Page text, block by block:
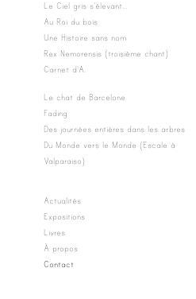
Le Ciel gris s'élevant...
Au Roi du bois
Une Histoire sans nom
Rex Nemorensis (troisième chant)
Carnet d'A.
Le chat de Barcelone
Fading
Des journées entières dans les arbres
Du Monde vers le Monde (Escale à
Valparaiso)
Actualités
Expositions
Livres
À propos
Contact